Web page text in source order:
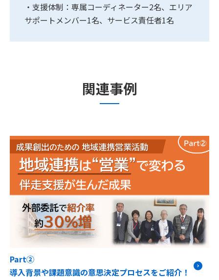
・支援体制：専属コーディネーター2名、エリア
サポートメンバー1名、サービス責任者1名
関連事例
Part②
導入背景や課題意識の意思決定プロセスをご紹介！